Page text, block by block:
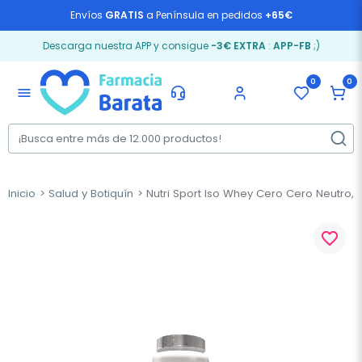
Envíos GRATIS a Península en pedidos +65€
Descarga nuestra APP y consigue -3€ EXTRA: APP-FB ;)
menu
0 0
Inicio Salud y Botiquín Nutri Sport Iso Whey Cero Cero Neutro,
favorite_border